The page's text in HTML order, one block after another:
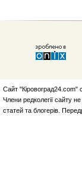
Сайт "Кіровоград24.com"
Члени редколегії сайту
статей та блогерів.